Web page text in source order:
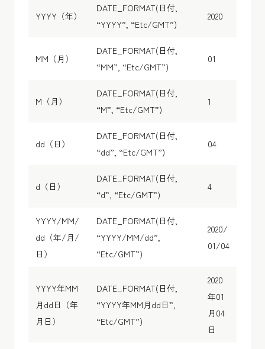
YYYY（年）
DATE_FORMAT(日付,
“YYYY”, “Etc/GMT”)
2020
MM（月）
DATE_FORMAT(日付,
“MM”, “Etc/GMT”)
01
M（月）
DATE_FORMAT(日付,
“M”, “Etc/GMT”)
1
dd（日）
DATE_FORMAT(日付,
“dd”, “Etc/GMT”)
04
d（日）
DATE_FORMAT(日付,
“d”, “Etc/GMT”)
4
YYYY/MM/
dd（年/月/
日）
DATE_FORMAT(日付,
“YYYY/MM/dd”,
“Etc/GMT”)
2020/
01/04
YYYY年MM
月dd日（年
月日）
DATE_FORMAT(日付,
“YYYY年MM月dd日”,
“Etc/GMT”)
2020
年01
月04
日